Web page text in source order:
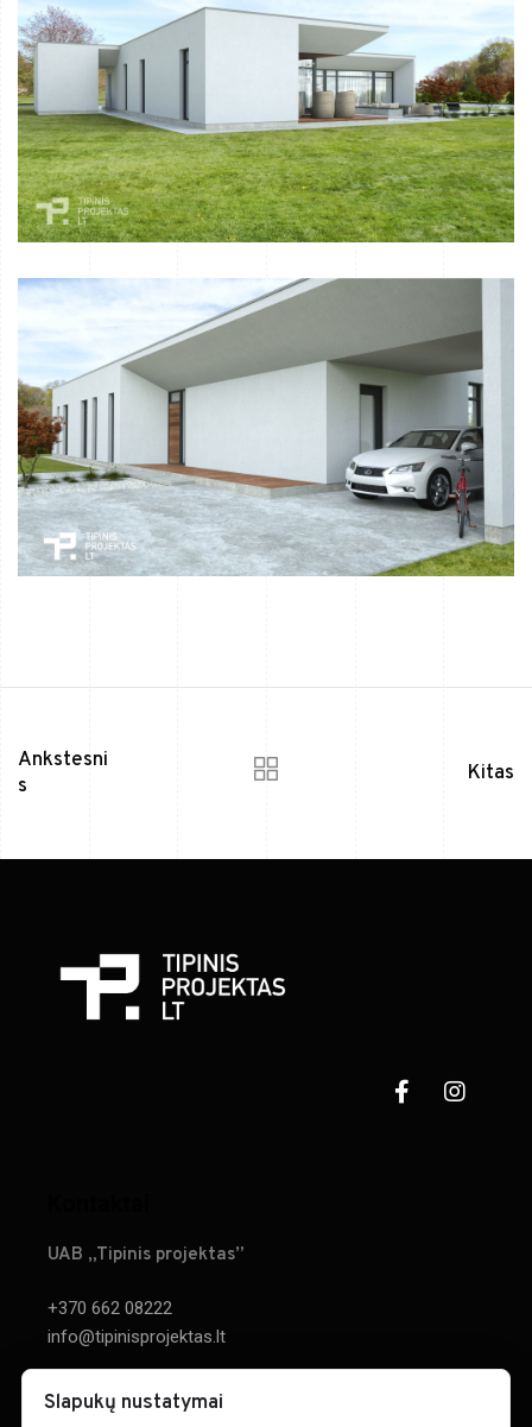
Ankstesni
s
Kitas
UAB „Tipinis projektas”
+370 662 08222
info@tipinisprojektas.lt
Parodos g. 20, Kaunas
Slapukų nustatymai